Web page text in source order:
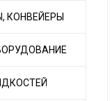
КОНВЕЙЕРЫ